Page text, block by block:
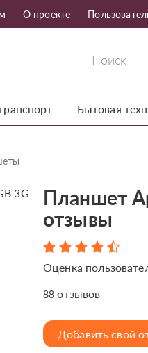
О проекте
Бытовая
Планшет
отзывы
Оценка
88 отзывов
Добавить свой